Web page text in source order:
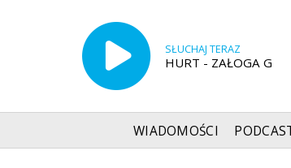
SŁUCHAJ TERAZ
HURT - ZAŁOGA G
WIADOMOŚCI